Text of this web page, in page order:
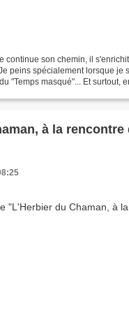
continue son chemin, il
peins spécialement lorsque je
"Temps masqué"... Et surtout,
à la rencontre